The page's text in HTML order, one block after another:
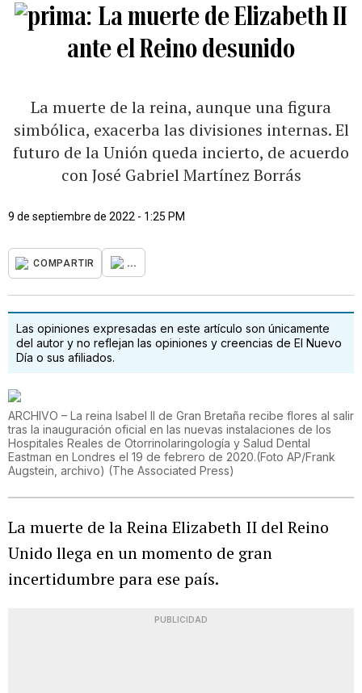
La muerte de Elizabeth II
ante el Reino desunido
La muerte de la reina, aunque una figura
simbólica, exacerba las divisiones internas. El
futuro de la Unión queda incierto, de acuerdo
con José Gabriel Martínez Borrás
9 de septiembre de 2022 - 1:25 PM
COMPARTIR ...
Las opiniones expresadas en este artículo son únicamente
del autor y no reflejan las opiniones y creencias de El Nuevo
Día o sus afiliados.
ARCHIVO – La reina Isabel II de Gran Bretaña recibe flores al salir
tras la inauguración oficial en las nuevas instalaciones de los
Hospitales Reales de Otorrinolaringología y Salud Dental
Eastman en Londres el 19 de febrero de 2020.(Foto AP/Frank
Augstein, archivo) (The Associated Press)
La muerte de la Reina Elizabeth II del Reino
Unido llega en un momento de gran
incertidumbre para ese país.
PUBLICIDAD